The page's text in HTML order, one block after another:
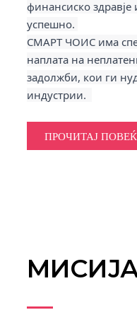
финансиско здравје
СМАРТ ЧОИС има
наплата на
задолжби, кои ги
индустрии.
ПРОЧИТАЈ